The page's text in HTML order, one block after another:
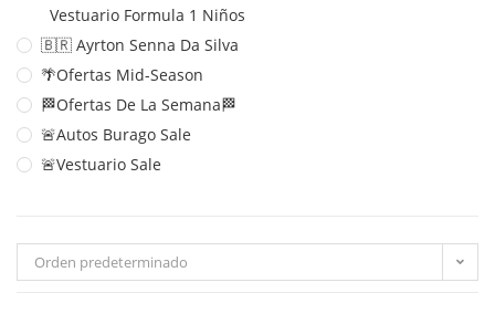
Vestuario Formula 1 Niños
🇧🇷 Ayrton Senna Da Silva
🌴Ofertas Mid-Season
🏁Ofertas De La Semana🏁
🚨Autos Burago Sale
🚨Vestuario Sale
Orden predeterminado